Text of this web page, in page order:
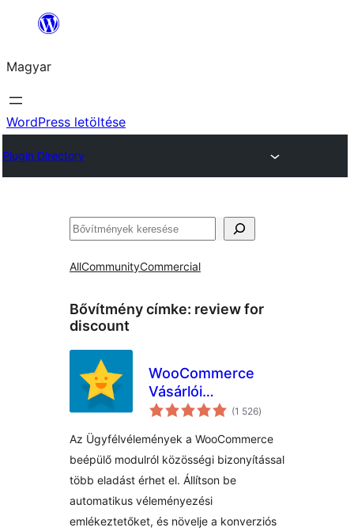
Ugrás
tartalomhoz
Magyar
WordPress letöltése
Plugin Directory
Keresés
AllCommunityCommercial
Bővítmény címke: review for
discount
WooCommerce
Vásárlói
Vélemények(1 526értékelés
összesen
)
Az Ügyfélvélemények a WooCommerce
beépülő modulról közösségi bizonyítással
több eladást érhet el. Állítson be
automatikus véleményezési
emlékeztetőket, és növelje a konverziós